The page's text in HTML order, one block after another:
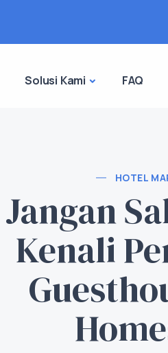
Solusi Kami FAQ
HOTEL
Jangan
Kenali